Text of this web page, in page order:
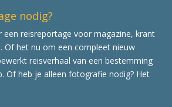
nodig?
een reisreportage voor magazine, krant
Of het nu om een compleet nieuw
reisverhaal van een bestemming
Of heb je alleen fotografie nodig? Het